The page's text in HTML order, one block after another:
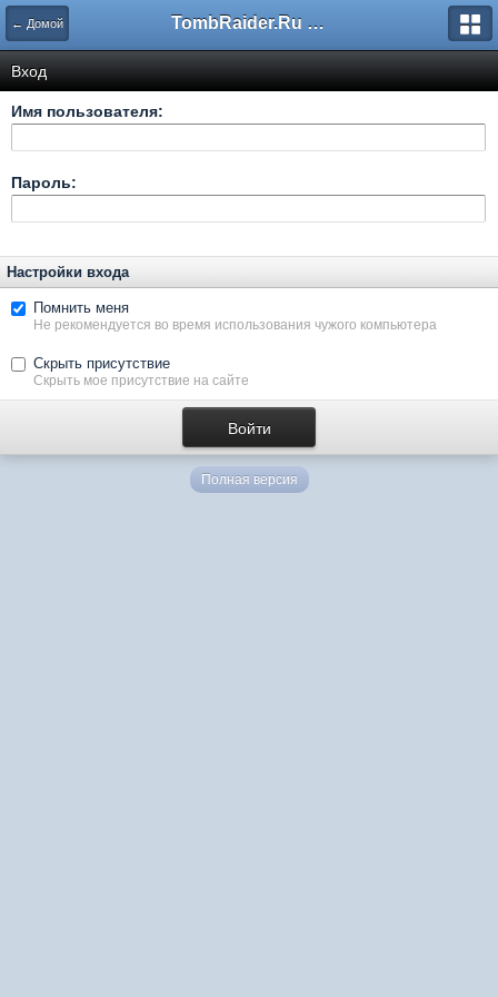
← Домой TombRaider.Ru - Форумы
Вход
Имя пользователя:
Пароль:
Настройки входа
Помнить меня
Не рекомендуется во время использования чужого компьютера
Скрыть присутствие
Скрыть мое присутствие на сайте
Полная версия